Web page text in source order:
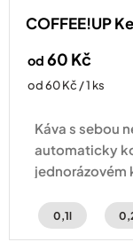
COFFEE!UP
od 60 Kč
Měrná
od 60 Kč / 1 ks
Káva s sebou
automaticky
jednorázovém
koši.
0,1l